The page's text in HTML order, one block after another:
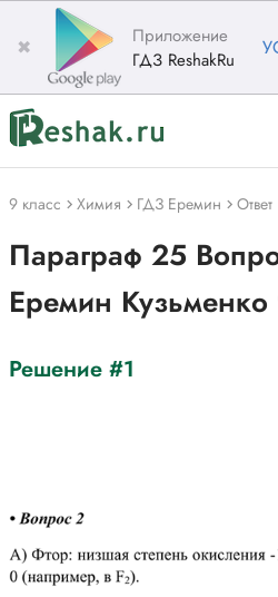
✖
Приложение
ГДЗ ReshakRu
9 класс Химия ГДЗ Еремин Ответ
Параграф 25
Еремин Кузьменко
Решение #1